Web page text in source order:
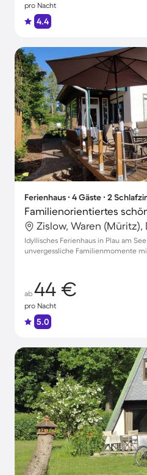
pro Nacht
4.4
Ferienhaus ∙ 4 Gäste ∙ 2
Zislow, Waren
Idyllisches Ferienhaus in Plau am
unvergessliche Familienmomente
ab 44 €
pro Nacht
5.0